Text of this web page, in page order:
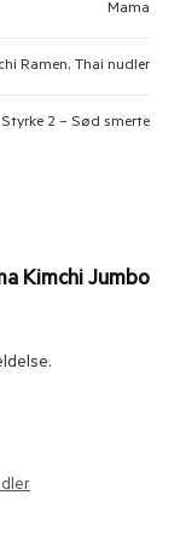
Mama
Ramen, Thai nudler
Styrke 2 – Sød smerte
Kimchi Jumbo